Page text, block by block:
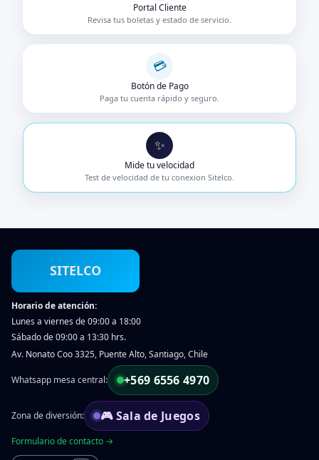
Portal Cliente
Revisa tus boletas y estado de servicio.
💳
Botón de Pago
Paga tu cuenta rápido y seguro.
✨
Mide tu velocidad
Test de velocidad de tu conexion Sitelco.
SITELCO
Horario de atención:
Lunes a viernes de 09:00 a 18:00
Sábado de 09:00 a 13:30 hrs.
Av. Nonato Coo 3325, Puente Alto, Santiago, Chile
Whatsapp mesa central: +569 6556 4970
Zona de diversión: 🎮 Sala de Juegos
Formulario de contacto →